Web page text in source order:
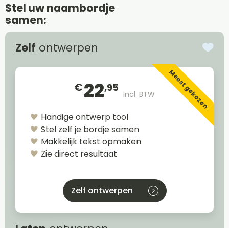
Stel uw naambordje
samen:
Zelf ontwerpen
€22,95
Incl. BTW Meest gekozen
Handige ontwerp tool
Stel zelf je bordje samen
Makkelijk tekst opmaken
Zie direct resultaat
Zelf ontwerpen